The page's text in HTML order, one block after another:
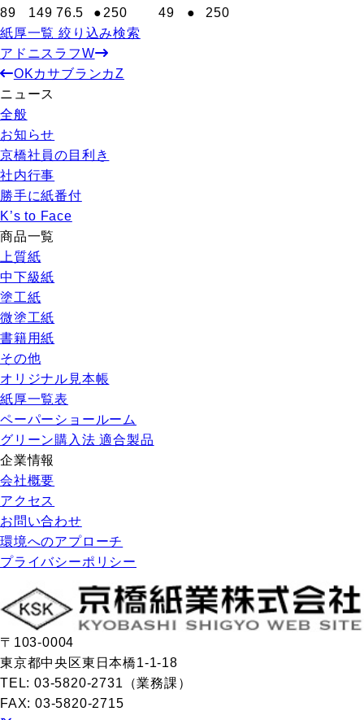
89
149 76.5 ● 250 49 ●
250
紙厚一覧 絞り込み検索
アドニスラフW
OKカサブランカZ
ニュース
全般
お知らせ
京橋社員の目利き
社内行事
勝手に紙番付
K’s to Face
商品一覧
上質紙
中下級紙
塗工紙
微塗工紙
書籍用紙
その他
オリジナル見本帳
紙厚一覧表
ペーパーショールーム
グリーン購入法 適合製品
企業情報
会社概要
アクセス
お問い合わせ
環境へのアプローチ
プライバシーポリシー
〒103-0004
東京都中央区東日本橋1-1-18
TEL: 03-5820-2731（業務課）
FAX: 03-5820-2715